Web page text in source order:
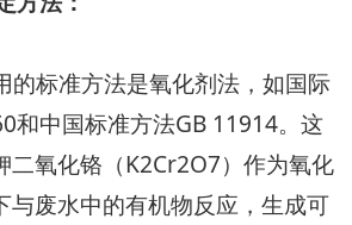
标准方法是氧化剂法，如国际
和中国标准方法GB 11914。这
二氧化铬（K2Cr2O7）作为氧化
与废水中的有机物反应，生成可